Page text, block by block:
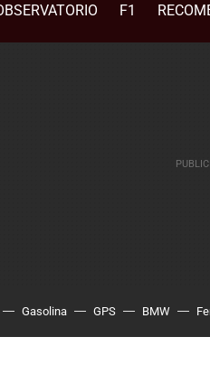
F1
Gasolina GPS BMW